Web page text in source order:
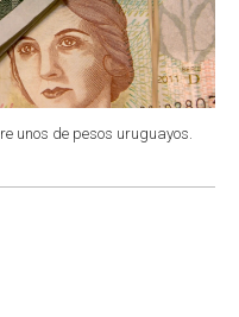
unos de pesos uruguayos.